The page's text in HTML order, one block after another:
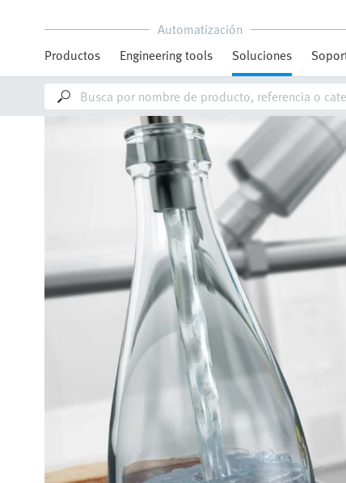
Automatización
Productos
Engineering tools Soluciones